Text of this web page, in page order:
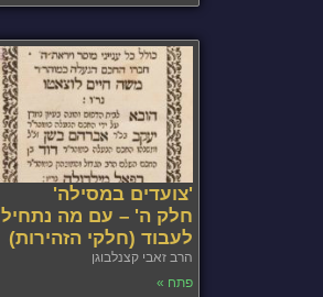
'צועדים במסילה'
חלק ה' – עם מה נתחיל
לעבוד (חלקי הזהירות)
הרב זאבי קצנלבוגן
פתח »